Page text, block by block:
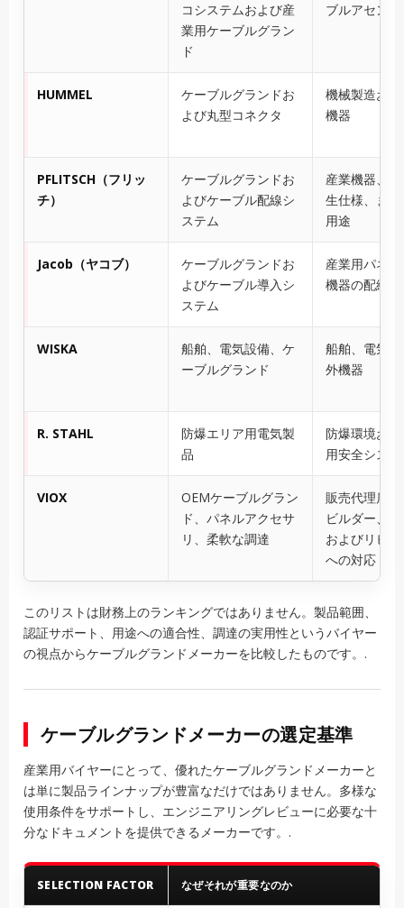
コシステムおよび産
業用ケーブルグラン
ド
ブルアセン
HUMMEL
ケーブルグランドお
よび丸型コネクタ
機械製造お
機器
PFLITSCH（フリッ
チ）
ケーブルグランドお
よびケーブル配線シ
ステム
産業機器、
生仕様、ま
用途
Jacob（ヤコブ）
ケーブルグランドお
よびケーブル導入シ
ステム
産業用パネ
機器の配線
WISKA
船舶、電気設備、ケ
ーブルグランド
船舶、電気
外機器
R. STAHL
防爆エリア用電気製
品
防爆環境お
用安全シス
VIOX
OEMケーブルグラン
ド、パネルアクセサ
リ、柔軟な調達
販売代理店
ビルダー、
およびリピ
への対応
このリストは財務上のランキングではありません。製品範囲、
認証サポート、用途への適合性、調達の実用性というバイヤー
の視点からケーブルグランドメーカーを比較したものです。.
ケーブルグランドメーカーの選定基準
産業用バイヤーにとって、優れたケーブルグランドメーカーと
は単に製品ラインナップが豊富なだけではありません。多様な
使用条件をサポートし、エンジニアリングレビューに必要な十
分なドキュメントを提供できるメーカーです。.
SELECTION FACTOR なぜそれが重要なのか